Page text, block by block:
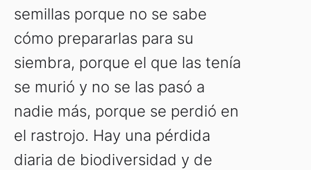
semillas porque no se sabe
cómo prepararlas para su
siembra, porque el que las tenía
se murió y no se las pasó a
nadie más, porque se perdió en
el rastrojo. Hay una pérdida
diaria de biodiversidad y de